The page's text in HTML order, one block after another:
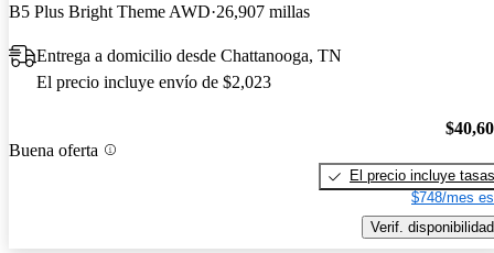
B5 Plus Bright Theme AWD 26,907 millas
Entrega a domicilio desde Chattanooga, TN
El precio incluye envío de $2,023
Buena oferta
El precio incluye tasas
$748/mes
Verif. disponibilidad